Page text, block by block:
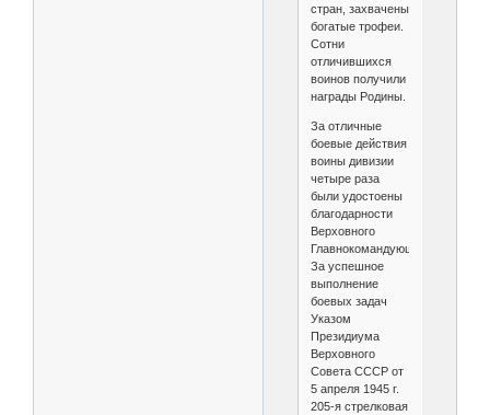
стран, захвачены
богатые трофеи.
Сотни
отличившихся
воинов получили
награды Родины.
За отличные
боевые действия
воины дивизии
четыре раза
были удостоены
благодарности
Верховного
Главнокомандующего.
За успешное
выполнение
боевых задач
Указом
Президиума
Верховного
Совета СССР от
5 апреля 1945 г.
205-я стрелковая